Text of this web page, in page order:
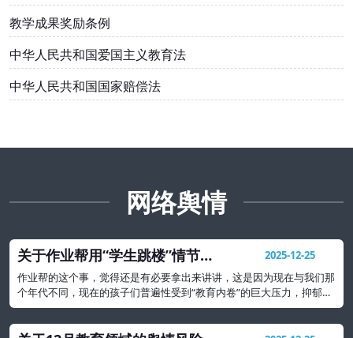
教学成果奖励条例
中华人民共和国爱国主义教育法
中华人民共和国国家赔偿法
网络舆情
关于作业帮用“学生跳楼”情节出
题事件的教育警示
2025-12-25
作业帮的这个事，觉得还是有必要拿出来讲讲，这是因为现在与我们那
个年代不同，现在的孩子们普遍性受到“教育内卷”的巨大压力，抑郁、
焦虑等心理问题可能要比我们想象的还要严重很多。